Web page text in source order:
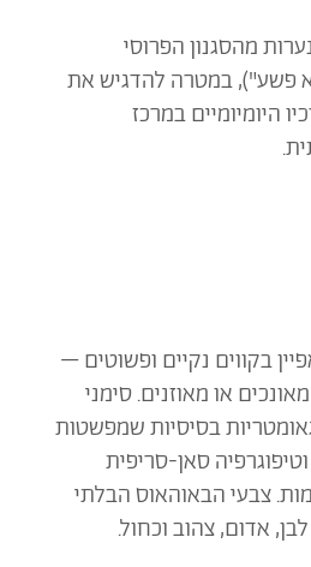
מהסגנון הפרוסי
פשע"), במטרה להדגיש את
היומיומיים במרכז
בקווים נקיים ופשוטים –
או מאוזנים. סימני
בסיסיות שמפשטות
סאן-סריפית
צבעי הבאוהאוס הבלתי
אדום, צהוב וכחול.